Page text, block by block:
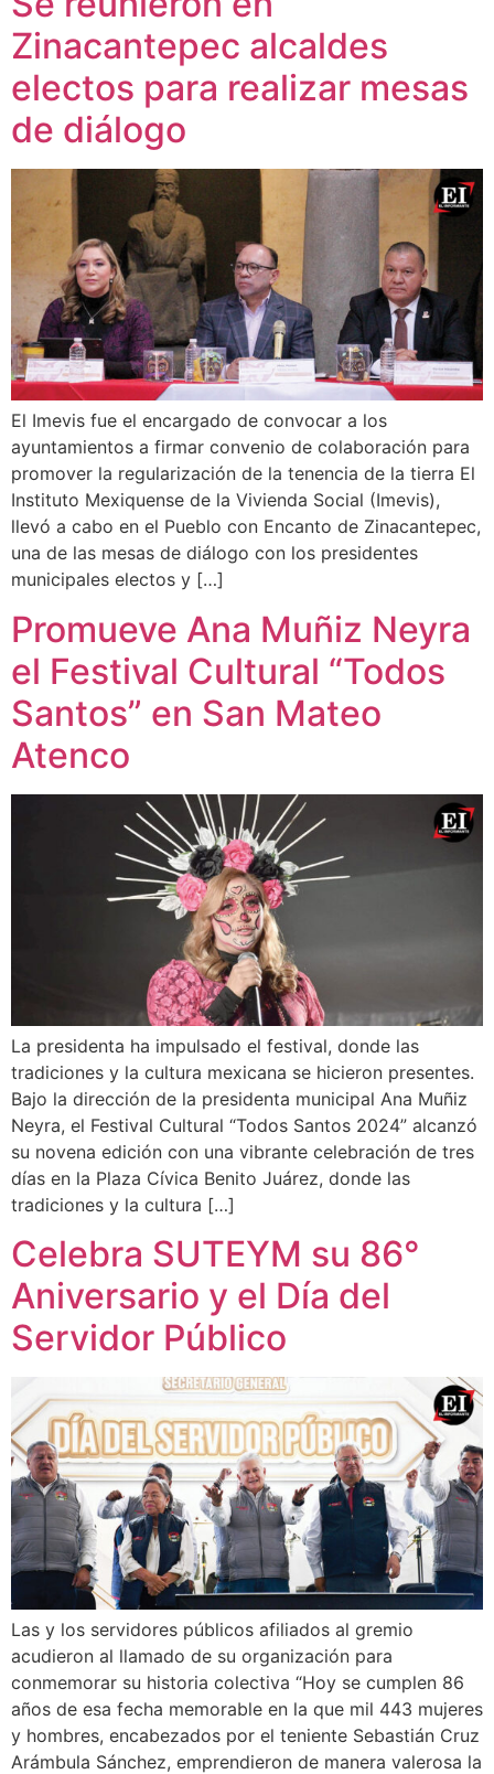
Zinacantepec alcaldes
electos para realizar mesas
de diálogo
El Imevis fue el encargado de convocar a los
ayuntamientos a firmar convenio de colaboración para
promover la regularización de la tenencia de la tierra El
Instituto Mexiquense de la Vivienda Social (Imevis),
llevó a cabo en el Pueblo con Encanto de Zinacantepec,
una de las mesas de diálogo con los presidentes
municipales electos y […]
Promueve Ana Muñiz Neyra
el Festival Cultural “Todos
Santos” en San Mateo
Atenco
La presidenta ha impulsado el festival, donde las
tradiciones y la cultura mexicana se hicieron presentes.
Bajo la dirección de la presidenta municipal Ana Muñiz
Neyra, el Festival Cultural “Todos Santos 2024” alcanzó
su novena edición con una vibrante celebración de tres
días en la Plaza Cívica Benito Juárez, donde las
tradiciones y la cultura […]
Celebra SUTEYM su 86°
Aniversario y el Día del
Servidor Público
Las y los servidores públicos afiliados al gremio
acudieron al llamado de su organización para
conmemorar su historia colectiva “Hoy se cumplen 86
años de esa fecha memorable en la que mil 443 mujeres
y hombres, encabezados por el teniente Sebastián Cruz
Arámbula Sánchez, emprendieron de manera valerosa la